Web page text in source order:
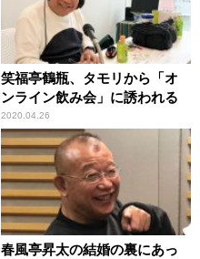
笑福亭鶴瓶、タモリから「オ
ンライン飲み会」に誘われる
2020.04.26
春風亭昇太の結婚の裏にあっ